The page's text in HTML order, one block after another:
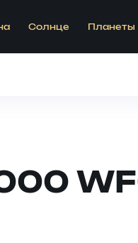
Солнце Планеты